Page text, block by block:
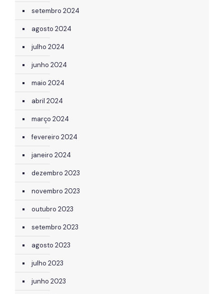
setembro 2024
agosto 2024
julho 2024
junho 2024
maio 2024
abril 2024
março 2024
fevereiro 2024
janeiro 2024
dezembro 2023
novembro 2023
outubro 2023
setembro 2023
agosto 2023
julho 2023
junho 2023